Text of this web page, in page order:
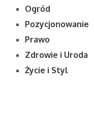
Ogród
Pozycjonowanie
Prawo
Zdrowie i Uroda
Życie i Styl